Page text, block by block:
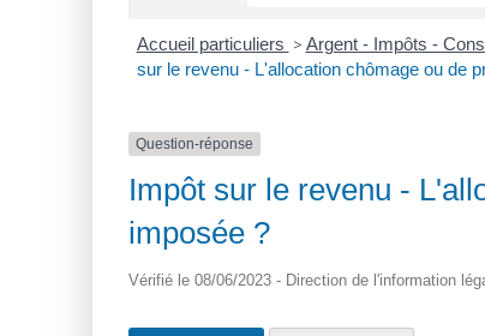
Accueil particuliers > Argent - Impôts -
sur le revenu - L'allocation chômage ou de
Question-réponse
Impôt sur le revenu -
imposée ?
Vérifié le 08/06/2023 - Direction de l'information